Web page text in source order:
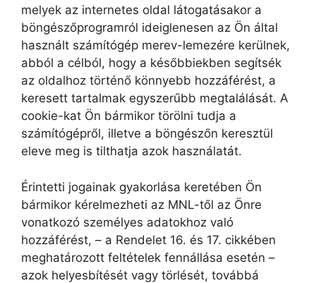
melyek az internetes oldal látogatásakor a
böngészőprogramról ideiglenesen az Ön által
használt számítógép merev-lemezére kerülnek,
abból a célból, hogy a későbbiekben segítsék
az oldalhoz történő könnyebb hozzáférést, a
keresett tartalmak egyszerűbb megtalálását. A
cookie-kat Ön bármikor törölni tudja a
számítógépről, illetve a böngészőn keresztül
eleve meg is tilthatja azok használatát.
Érintetti jogainak gyakorlása keretében Ön
bármikor kérelmezheti az MNL-től az Önre
vonatkozó személyes adatokhoz való
hozzáférést, – a Rendelet 16. és 17. cikkében
meghatározott feltételek fennállása esetén –
azok helyesbítését vagy törlését, továbbá